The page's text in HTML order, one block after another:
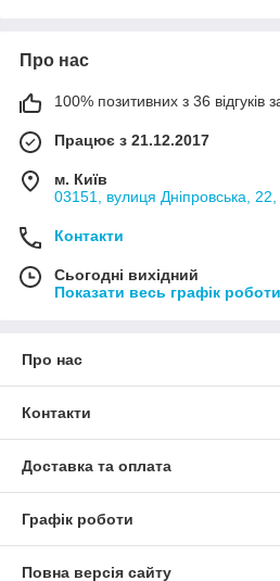
Про нас
100% позитивних з 36 відгуків
Працює з 21.12.2017
м. Київ
03151, вулиця Дніпровська, 22,
Контакти
Сьогодні вихідний
Показати весь графік роботи
Про нас
Контакти
Доставка та оплата
Графік роботи
Повна версія сайту